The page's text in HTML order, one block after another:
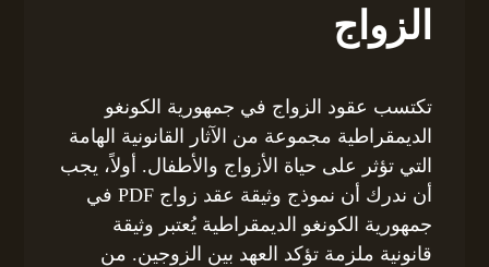
الزواج
تكتسب عقود الزواج في جمهورية الكونغو
الديمقراطية مجموعة من الآثار القانونية الهامة
التي تؤثر على حياة الأزواج والأطفال. أولاً، يجب
أن ندرك أن نموذج وثيقة عقد زواج PDF في
جمهورية الكونغو الديمقراطية يُعتبر وثيقة
قانونية ملزمة تؤكد العهد بين الزوجين. من